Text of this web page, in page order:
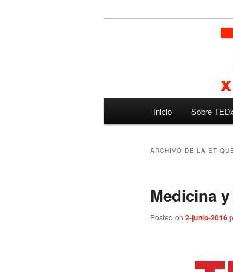
Madrid – España –
Inicio Sobre
ARCHIVO DE LA
Medicina
Posted on 2-junio-2016